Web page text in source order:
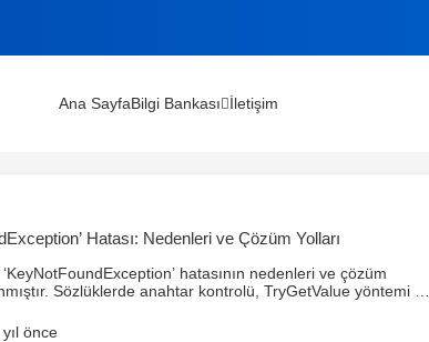
(2026)
Ana SayfaBilgi Bankası İletişim
Hatası: Nedenleri ve Çözüm Yolları
hatasının nedenleri ve çözüm
Sözlüklerde anahtar kontrolü, TryGetValue yöntemi ve
yıl önce